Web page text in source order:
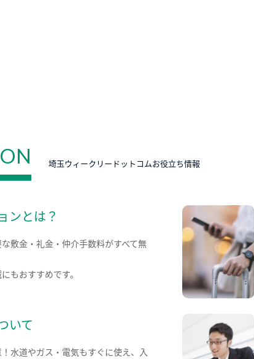
埼玉ウィークリードットコムお役立ち情報
ンとは？
敷金・礼金・仲介手数料がすべて無
もおすすめです。
いて
水道やガス・電気もすぐに使え、入